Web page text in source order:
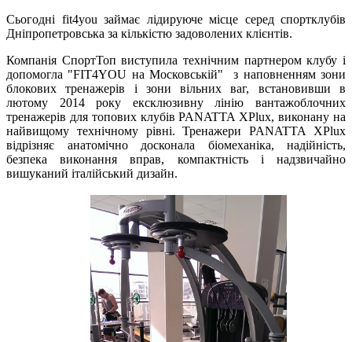
Сьогодні fit4you займає лідируюче місце серед спортклубів
Дніпропетровська за кількістю задоволених клієнтів.
Компанія СпортТоп виступила технічним партнером клубу і
допомогла "FIT4YOU на Московській" з наповненням зони
блокових тренажерів і зони вільних ваг, встановивши в
лютому 2014 року ексклюзивну лінію вантажоблочних
тренажерів для топових клубів PANATTA XPlux, виконану на
найвищому технічному рівні. Тренажери PANATTA XPlux
відрізняє анатомічно досконала біомеханіка, надійність,
безпека виконання вправ, компактність і надзвичайно
вишуканий італійський дизайн.